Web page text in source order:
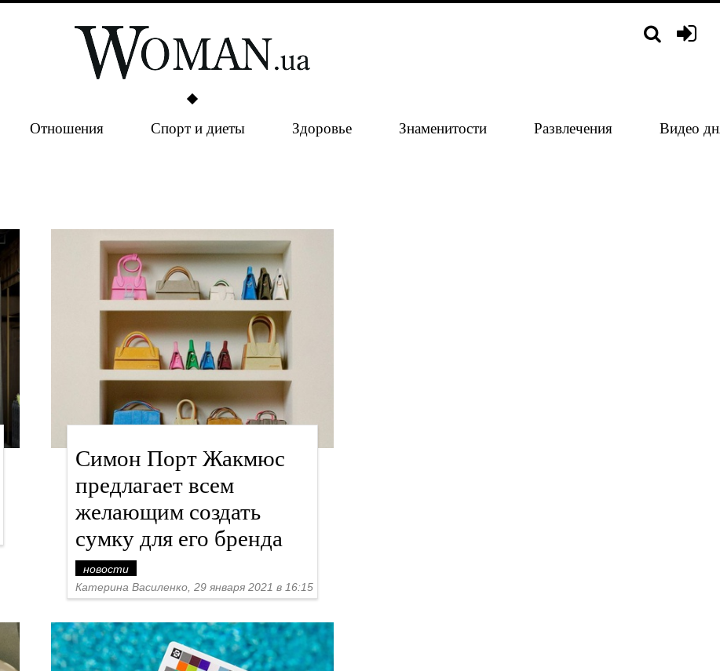
Отношения Спорт и диеты Здоровье Знаменитости Развлечения Видео
Симон Порт Жакмюс
предлагает всем
желающим создать
сумку для его бренда
новости
Катерина Василенко, 29 января 2021 в 16:15